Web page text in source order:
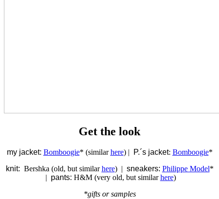
Get the look
my jacket: Bomboogie* (similarhere) | P.´s jacket: Bomboogie*
knit: Bershka (old, but similarhere) | sneakers: Philippe Model*
| pants: H&M (very old, but similarhere)
*gifts or samples